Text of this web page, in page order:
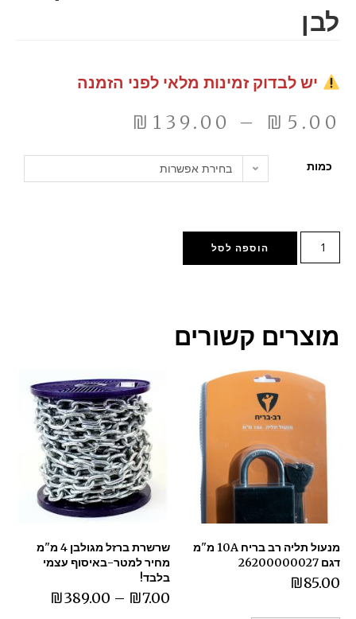
לבן
יש לבדוק זמינות מלאי לפני הזמנה
₪ 5.00
–
₪ 139.00
כמות בחירת אפשרות
הוספה לסל
מוצרים קשורים
מנעול תליה רב בריח 10A מ"מ
דגם 26200000027
₪85.00
שרשרת ברזל מגולבן 4 מ"מ
מחיר למטר-באיסוף עצמי
בלבד!
₪7.00
–
₪389.00